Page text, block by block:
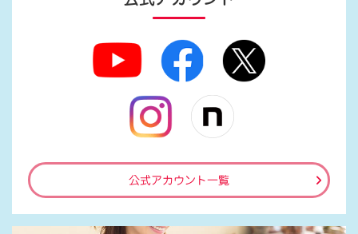
公式アカウント一覧